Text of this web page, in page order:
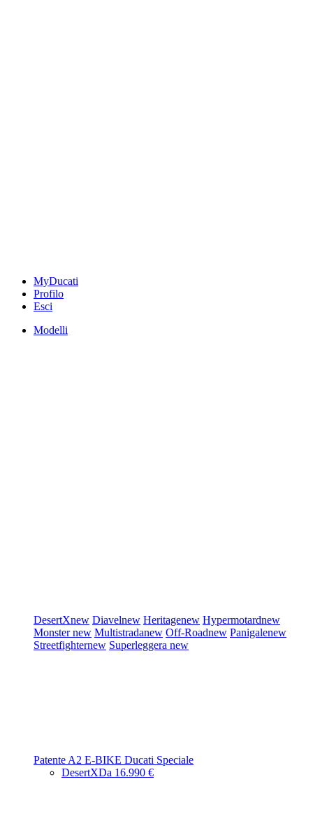
MyDucati
Profilo
Esci
Modelli
DesertXnew Diavelnew Heritagenew Hypermotardnew
Monsternew Multistradanew Off-Roadnew Panigalenew
Streetfighternew Superleggera new
Patente A2 E-BIKE Ducati Speciale
DesertXDa 16.990 €